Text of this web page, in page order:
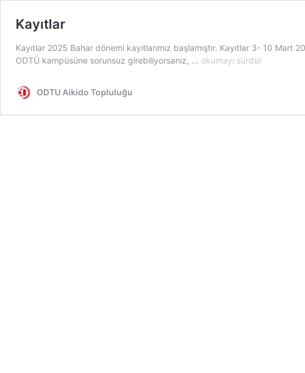
Kayıtlar
Kayıtlar 2025 Bahar dönemi kayıtlarımız başlamıştır. Kayıtlar 3- 10
ODTÜ kampüsüne sorunsuz girebiliyorsanız, … Kayıtlar
okumayı sürdür
ODTU Aikido Topluluğu